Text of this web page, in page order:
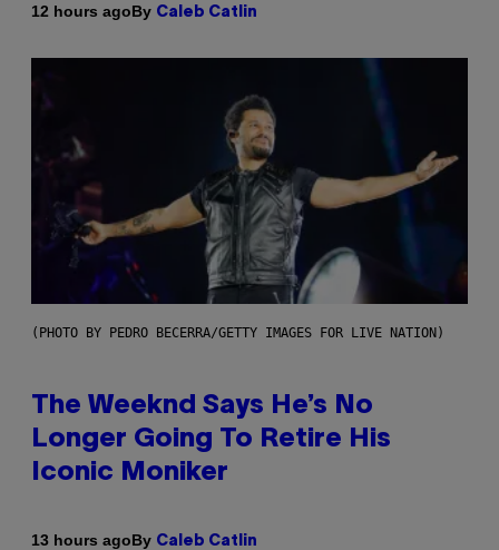
12 hours agoBy Caleb Catlin
(PHOTO BY PEDRO BECERRA/GETTY IMAGES FOR LIVE NATION)
The Weeknd Says He’s No
Longer Going To Retire His
Iconic Moniker
13 hours agoBy Caleb Catlin